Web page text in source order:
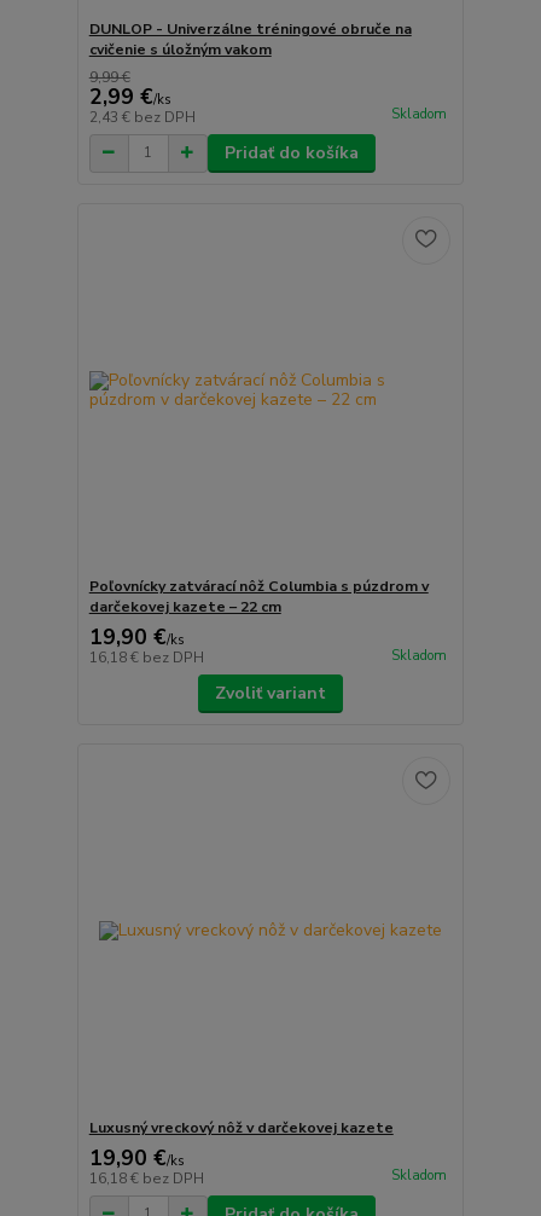
DUNLOP - Univerzálne tréningové obruče na
cvičenie s úložným vakom
9,99 €
2,99 €/ks
2,43 € bez DPH Skladom
Pridať do košíka
Poľovnícky zatvárací nôž Columbia s púzdrom v
darčekovej kazete – 22 cm
19,90 €/ks
16,18 € bez DPH Skladom
Zvoliť variant
Luxusný vreckový nôž v darčekovej kazete
19,90 €/ks
16,18 € bez DPH Skladom